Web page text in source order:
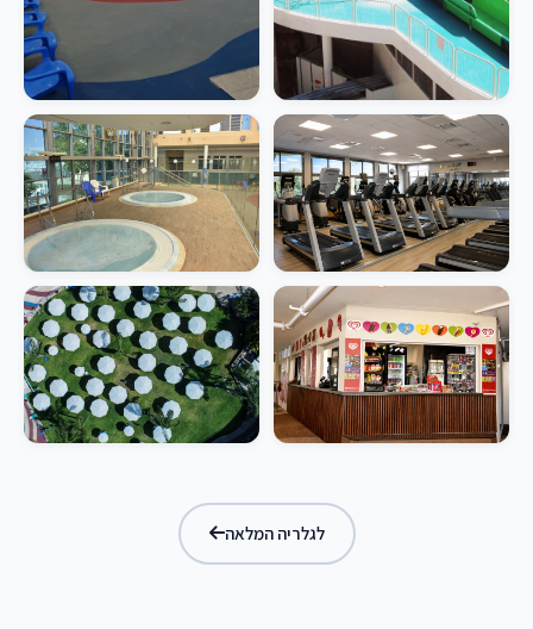
לגלריה המלאה